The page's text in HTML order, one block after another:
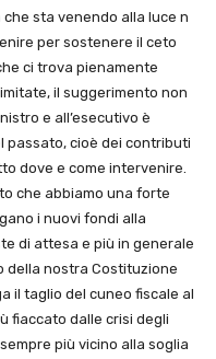
sta venendo alla luce n
per sostenere il ceto
ci trova pienamente
il suggerimento non
e all’esecutivo è
passato, cioè dei contributi
dove e come intervenire.
che abbiamo una forte
i nuovi fondi alla
di attesa e più in generale
della nostra Costituzione
il taglio del cuneo fiscale al
fiaccato dalle crisi degli
più vicino alla soglia